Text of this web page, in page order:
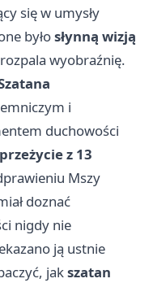
się w umysły
byłosłynną wizją
wyobraźnię.
i
duchowości
z 13
Mszy
doznać
nigdy nie
ją ustnie
jakszatan